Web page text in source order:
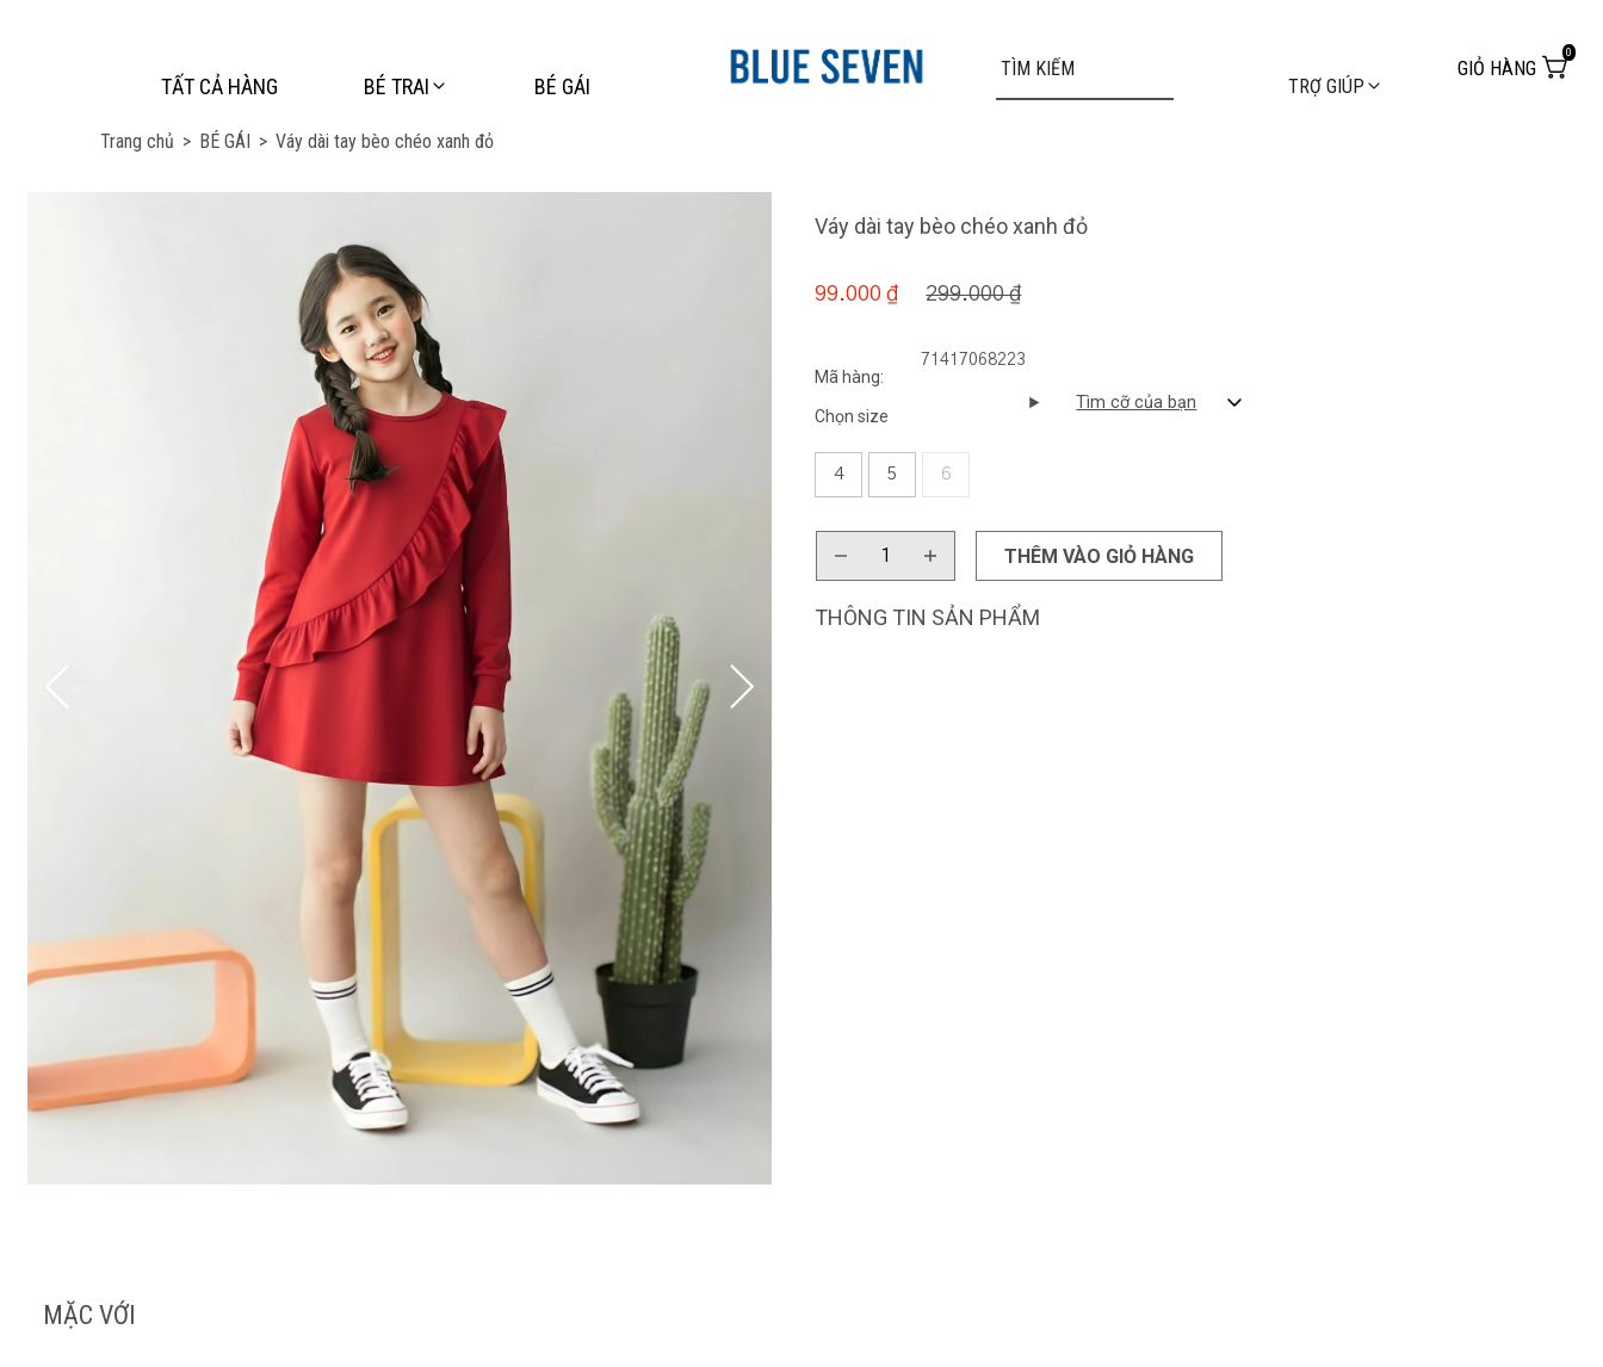
TRỢ GIÚP
GIỎ HÀNG
0
TẤT CẢ HÀNG BÉ TRAI BÉ GÁI
Trang chủ > BÉ GÁI > Váy dài tay bèo chéo xanh đỏ
Váy dài tay bèo chéo xanh đỏ
Mã hàng:
THÔNG TIN SẢN PHẨM
99.000 ₫ 299.000 ₫
71417068223
Chọn size
4 5 6
THÊM VÀO GIỎ HÀNG
Tìm cỡ của bạn
MẶC VỚI